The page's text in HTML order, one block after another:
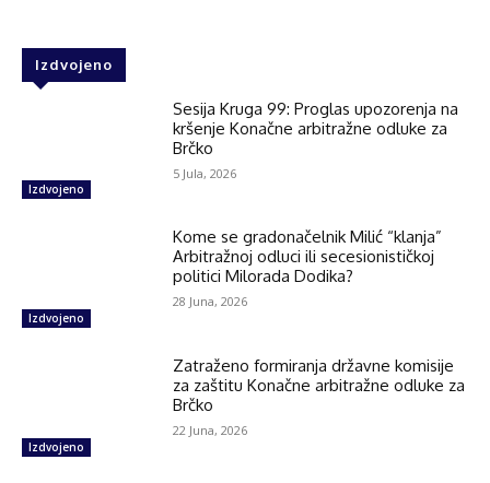
Izdvojeno
Izdvojeno
Sesija Kruga 99: Proglas upozorenja na
kršenje Konačne arbitražne odluke za
Brčko
5 Jula, 2026
Izdvojeno
Kome se gradonačelnik Milić “klanja”
Arbitražnoj odluci ili secesionističkoj
politici Milorada Dodika?
28 Juna, 2026
Izdvojeno
Zatraženo formiranja državne komisije
za zaštitu Konačne arbitražne odluke za
Brčko
22 Juna, 2026